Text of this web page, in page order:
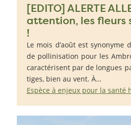
[EDITO] ALERTE
attention, les fleurs
!
Le mois d’août est synonyme
de pollinisation pour les
caractérisent par de longues
tiges, bien au vent. À…
Espèce à enjeux pour la santé